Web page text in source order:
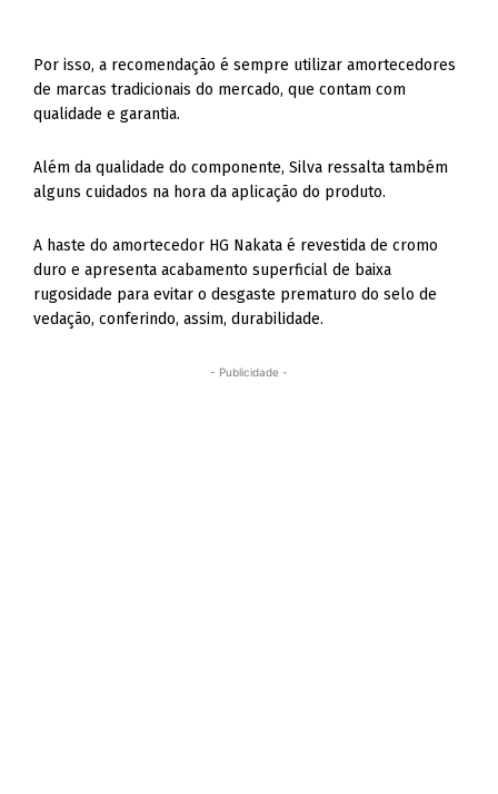
Por isso, a recomendação é sempre utilizar amortecedores
de marcas tradicionais do mercado, que contam com
qualidade e garantia.
Além da qualidade do componente, Silva ressalta também
alguns cuidados na hora da aplicação do produto.
A haste do amortecedor HG Nakata é revestida de cromo
duro e apresenta acabamento superficial de baixa
rugosidade para evitar o desgaste prematuro do selo de
vedação, conferindo, assim, durabilidade.
- Publicidade -